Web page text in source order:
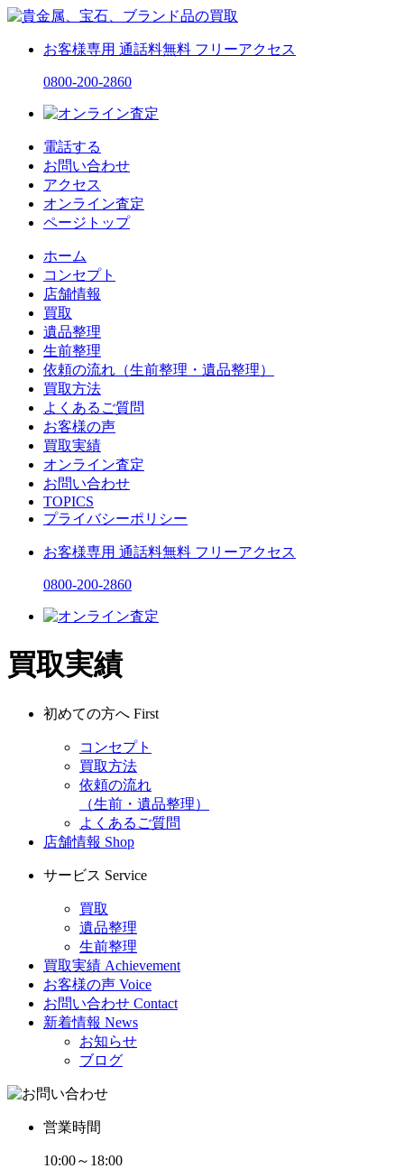
お客様専用 通話料無料 フリーアクセス
0800-200-2860
電話する
お問い合わせ
アクセス
オンライン査定
ページトップ
ホーム
コンセプト
店舗情報
買取
遺品整理
生前整理
依頼の流れ（生前整理・遺品整理）
買取方法
よくあるご質問
お客様の声
買取実績
オンライン査定
お問い合わせ
TOPICS
プライバシーポリシー
お客様専用 通話料無料 フリーアクセス
0800-200-2860
買取実績
初めての方へ First
コンセプト
買取方法
依頼の流れ
（生前・遺品整理）
よくあるご質問
店舗情報 Shop
サービス Service
買取
遺品整理
生前整理
買取実績 Achievement
お客様の声 Voice
お問い合わせ Contact
新着情報 News
お知らせ
ブログ
営業時間
10:00～18:00